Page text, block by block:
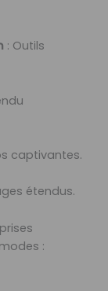
: Outils
captivantes.
étendus.
: